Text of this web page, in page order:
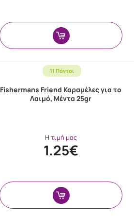
11 Πόντοι
Fishermans Friend Καραμέλες για το
Λαιμό, Μέντα 25gr
Η τιμή μας
1.25€